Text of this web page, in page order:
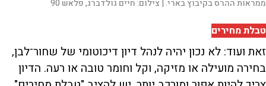
ממראות ההרס בקיבוץ בארי. | צילום:חיים גולדברג, פלאש 90
טבלת מחירים
זאת ועוד: לא נכון יהיה לנהל דיון דיכוטומי של שחור־לבן,
בחירה מועילה או מזיקה, וקל וחומר טובה או רעה. הדיון